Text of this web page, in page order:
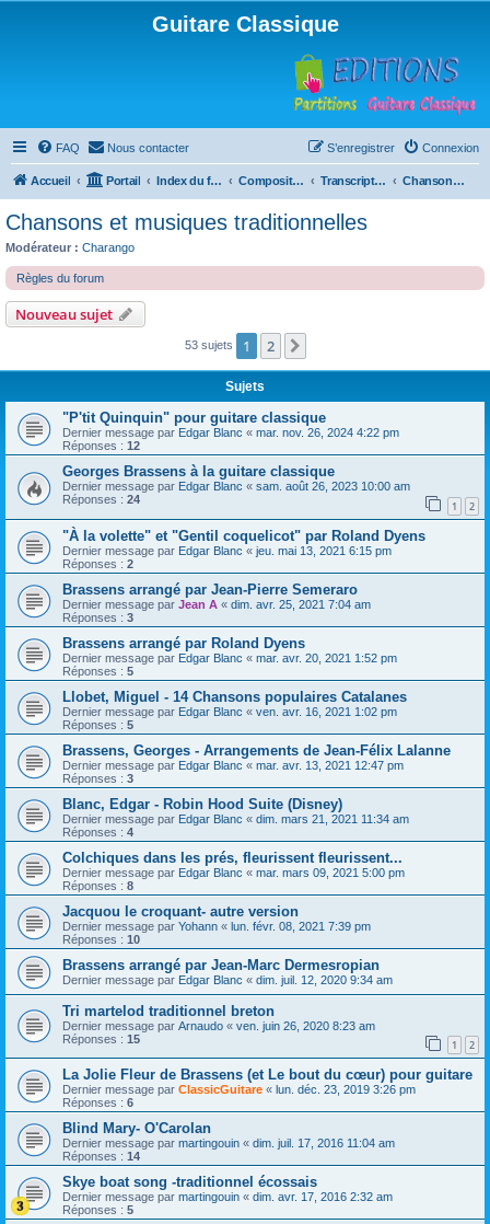
Guitare Classique
FAQ Nous contacter Connexion
S’enregistrer
Accueil Portail Index du forum Compositions Transcriptions et arrangements Chansons et musiques traditionnelles
Chansons et musiques traditionnelles
Modérateur : Charango
Règles du forum
Nouveau sujet
53 sujets 1 2
Sujets
"P'tit Quinquin" pour guitare classique
Dernier message par Edgar Blanc « mar. nov. 26, 2024 4:22 pm
Réponses : 12
Georges Brassens à la guitare classique
Dernier message par Edgar Blanc « sam. août 26, 2023 10:00 am
Réponses : 24 1 2
"À la volette" et "Gentil coquelicot" par Roland Dyens
Dernier message par Edgar Blanc « jeu. mai 13, 2021 6:15 pm
Réponses : 2
Brassens arrangé par Jean-Pierre Semeraro
Dernier message par Jean A « dim. avr. 25, 2021 7:04 am
Réponses : 3
Brassens arrangé par Roland Dyens
Dernier message par Edgar Blanc « mar. avr. 20, 2021 1:52 pm
Réponses : 5
Llobet, Miguel - 14 Chansons populaires Catalanes
Dernier message par Edgar Blanc « ven. avr. 16, 2021 1:02 pm
Réponses : 5
Brassens, Georges - Arrangements de Jean-Félix Lalanne
Dernier message par Edgar Blanc « mar. avr. 13, 2021 12:47 pm
Réponses : 3
Blanc, Edgar - Robin Hood Suite (Disney)
Dernier message par Edgar Blanc « dim. mars 21, 2021 11:34 am
Réponses : 4
Colchiques dans les prés, fleurissent fleurissent...
Dernier message par Edgar Blanc « mar. mars 09, 2021 5:00 pm
Réponses : 8
Jacquou le croquant- autre version
Dernier message par Yohann « lun. févr. 08, 2021 7:39 pm
Réponses : 10
Brassens arrangé par Jean-Marc Dermesropian
Dernier message par Edgar Blanc « dim. juil. 12, 2020 9:34 am
Tri martelod traditionnel breton
Dernier message par Arnaudo « ven. juin 26, 2020 8:23 am
Réponses : 15 1 2
La Jolie Fleur de Brassens (et Le bout du cœur) pour guitare
Dernier message par ClassicGuitare « lun. déc. 23, 2019 3:26 pm
Réponses : 6
Blind Mary- O'Carolan
Dernier message par martingouin « dim. juil. 17, 2016 11:04 am
Réponses : 14
Skye boat song -traditionnel écossais
Dernier message par martingouin « dim. avr. 17, 2016 2:32 am
Réponses : 5